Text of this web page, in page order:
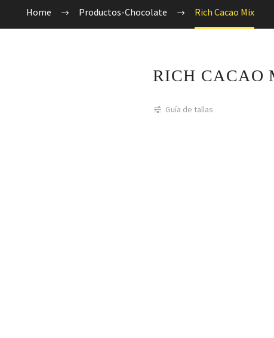
Home Productos-Chocolate Rich Cacao Mix
RICH CACAO
Guía de tallas